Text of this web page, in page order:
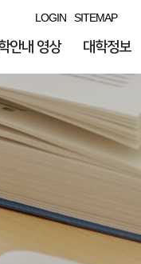
LOGIN SITEMAP
안내 영상 대학정보